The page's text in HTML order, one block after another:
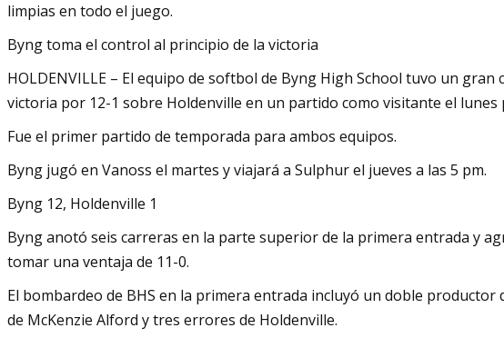
limpias en todo el juego.
Byng toma el control al principio de la victoria
HOLDENVILLE – El equipo de softbol de Byng High School tuvo un
victoria por 12-1 sobre Holdenville en un partido como visitante el lunes
Fue el primer partido de temporada para ambos equipos.
Byng jugó en Vanoss el martes y viajará a Sulphur el jueves a las 5 pm.
Byng 12, Holdenville 1
Byng anotó seis carreras en la parte superior de la primera entrada y
tomar una ventaja de 11-0.
El bombardeo de BHS en la primera entrada incluyó un doble productor
de McKenzie Alford y tres errores de Holdenville.